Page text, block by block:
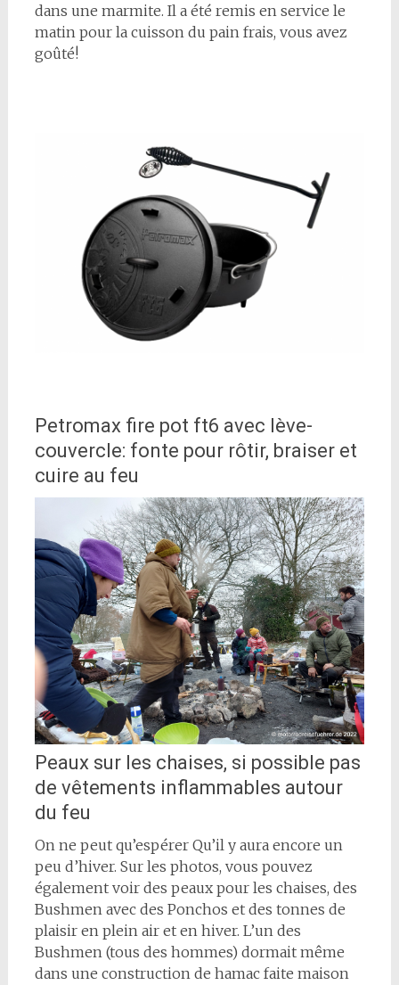
dans une marmite. Il a été remis en service le
matin pour la cuisson du pain frais, vous avez
goûté!
Petromax fire pot ft6 avec lève-
couvercle: fonte pour rôtir, braiser et
cuire au feu
Peaux sur les chaises, si possible pas
de vêtements inflammables autour
du feu
On ne peut qu’espérer Qu’il y aura encore un
peu d’hiver. Sur les photos, vous pouvez
également voir des peaux pour les chaises, des
Bushmen avec des Ponchos et des tonnes de
plaisir en plein air et en hiver. L’un des
Bushmen (tous des hommes) dormait même
dans une construction de hamac faite maison